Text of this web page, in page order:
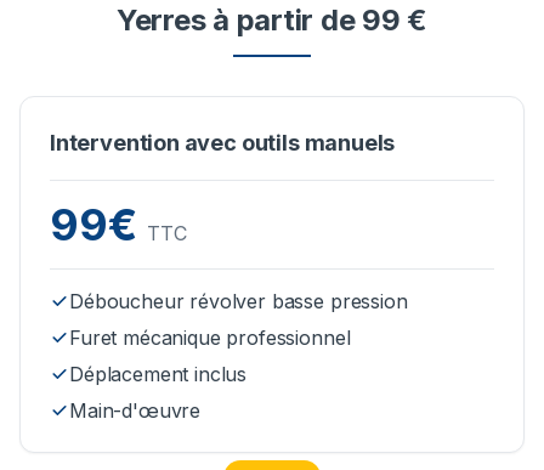
Yerres à partir de 99 €
Intervention avec outils manuels
99€ TTC
Déboucheur révolver basse pression
Furet mécanique professionnel
Déplacement inclus
Main-d'œuvre